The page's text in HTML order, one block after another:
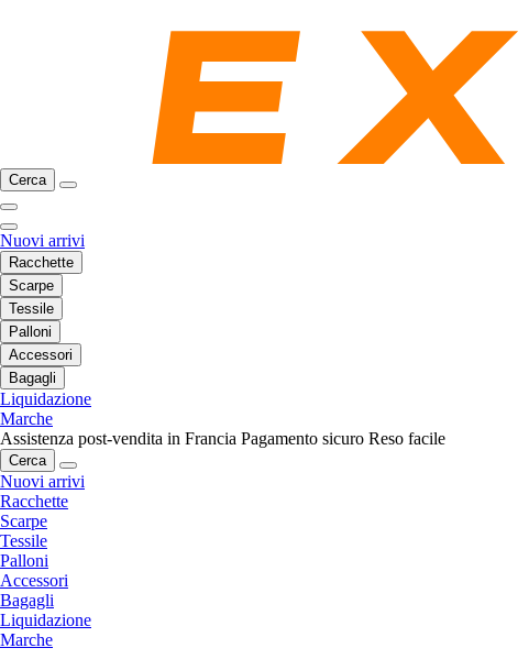
Cerca
Nuovi arrivi
Racchette
Scarpe
Tessile
Palloni
Accessori
Bagagli
Liquidazione
Marche
Assistenza post-vendita in Francia Pagamento sicuro Reso facile
Cerca
Nuovi arrivi
Racchette
Scarpe
Tessile
Palloni
Accessori
Bagagli
Liquidazione
Marche